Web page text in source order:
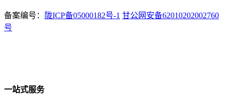
备案编号： 陇ICP备05000182号-1 甘公网安备62010202002760
号
一站式服务